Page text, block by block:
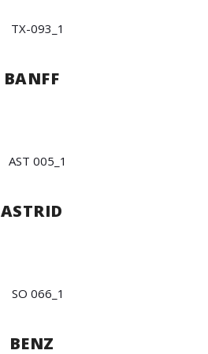
BANFF
ASTRID
BENZ